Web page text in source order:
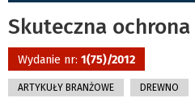
Skuteczna ochrona
Wydanie nr: 1(75)/2012
ARTYKUŁY BRANŻOWE DREWNO